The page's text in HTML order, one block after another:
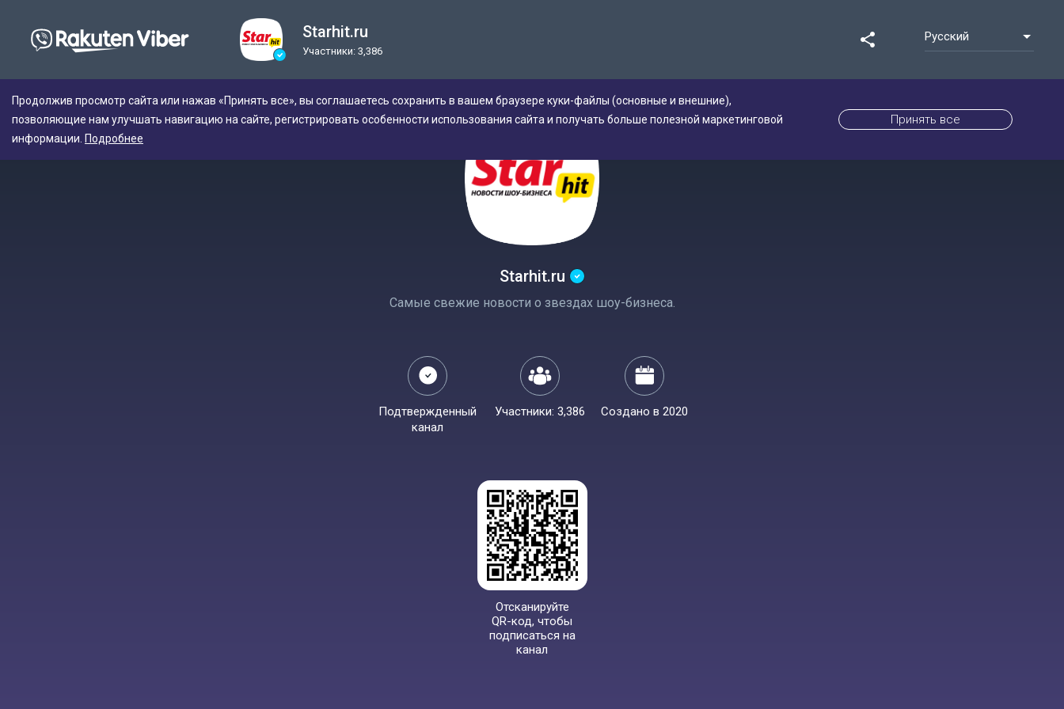
Starhit.ru
Участники: 3,386
share Русский
Продолжив просмотр сайта или нажав «Принять все», вы соглашаетесь сохранить в вашем браузере куки-файлы (основные и внешние),
позволяющие нам улучшать навигацию на сайте, регистрировать особенности использования сайта и получать больше полезной маркетинговой
информации. Подробнее
Принять все
Starhit.ru
Самые свежие новости о звездах шоу-бизнеса.
Подтвержденный
канал
Участники: 3,386 Создано в 2020
Отсканируйте
QR-код, чтобы
подписаться на
канал